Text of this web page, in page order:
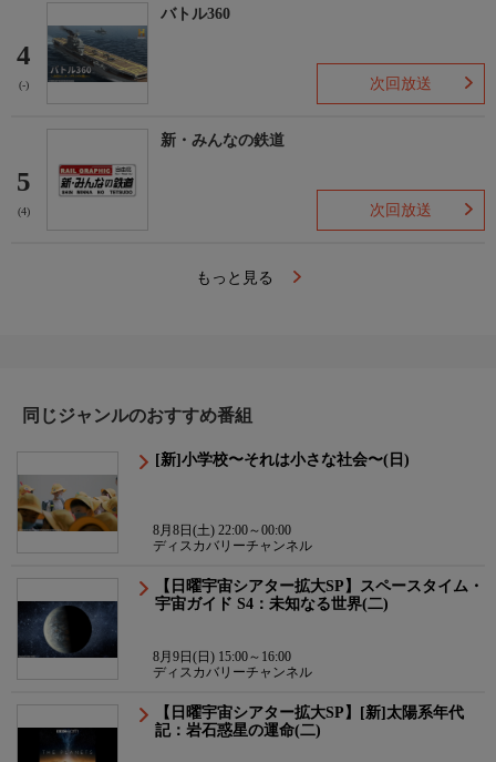
4
(-)
バトル360
次回放送
5
(4)
新・みんなの鉄道
次回放送
もっと見る
同じジャンルのおすすめ番組
[新]小学校〜それは小さな社会〜(日)
8月8日(土) 22:00～00:00
ディスカバリーチャンネル
【日曜宇宙シアター拡大SP】スペースタイム・
宇宙ガイド S4：未知なる世界(二)
8月9日(日) 15:00～16:00
ディスカバリーチャンネル
【日曜宇宙シアター拡大SP】[新]太陽系年代
記：岩石惑星の運命(二)